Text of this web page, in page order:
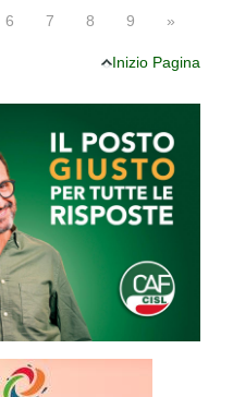
6 7 8 9 »
Inizio Pagina